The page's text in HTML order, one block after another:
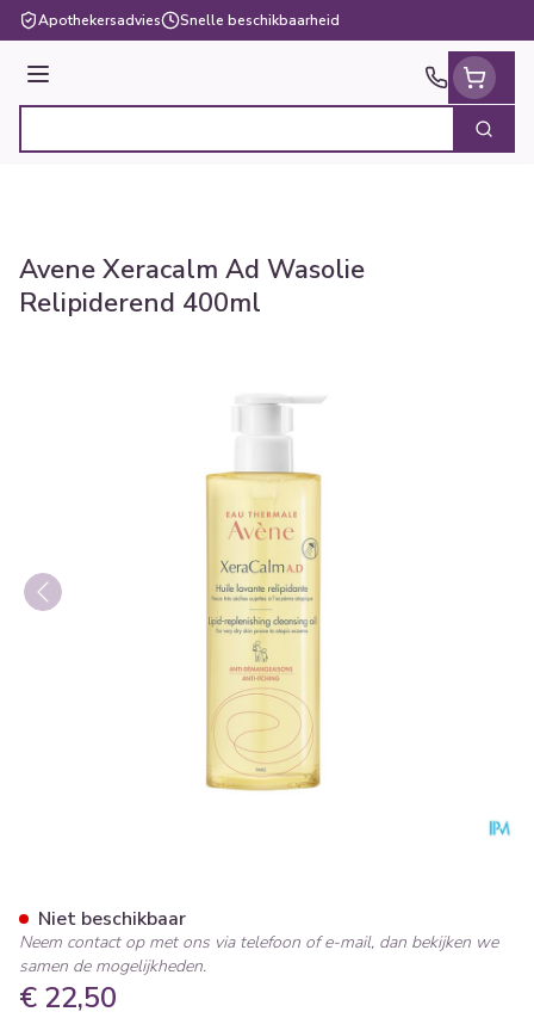
Ga naar de inhoud
Apothekersadvies Snelle beschikbaarheid
Menu
Zoek
Avene Xeracalm Ad Wasolie
Relipiderend 400ml
€ 22,50
Niet beschikbaar
Neem contact op met ons via telefoon of e-mail, dan bekijken we
samen de mogelijkheden.